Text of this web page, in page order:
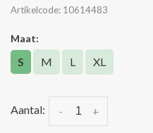
Artikelcode: 10614483
Maat:
S M L XL
Aantal: +
-